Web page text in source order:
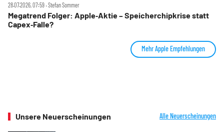
28.07.2026, 07:59 ‧ Stefan Sommer
Megatrend Folger: Apple‑Aktie – Speicherchipkrise statt
Capex‑Falle?
Mehr Apple Empfehlungen
Unsere Neuerscheinungen Alle Neuerscheinungen